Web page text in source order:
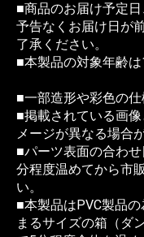
■商品のお届け予定
予告なくお届け日が
了承ください。
■本製品の対象年齢は
■一部造形や彩色の仕
■掲載されている画
メージが異なる場合
■パーツ表面の合わ
分程度温めてから市
い。
■本製品はPVC製品
まるサイズの箱（ダ